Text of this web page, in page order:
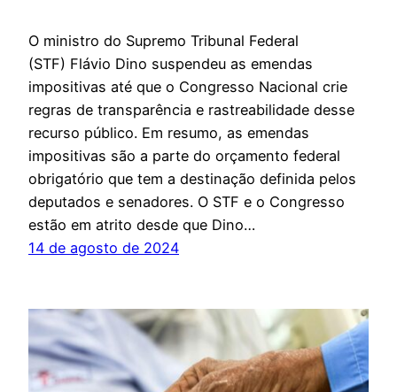
O ministro do Supremo Tribunal Federal
(STF) Flávio Dino suspendeu as emendas
impositivas até que o Congresso Nacional crie
regras de transparência e rastreabilidade desse
recurso público. Em resumo, as emendas
impositivas são a parte do orçamento federal
obrigatório que tem a destinação definida pelos
deputados e senadores. O STF e o Congresso
estão em atrito desde que Dino…
14 de agosto de 2024